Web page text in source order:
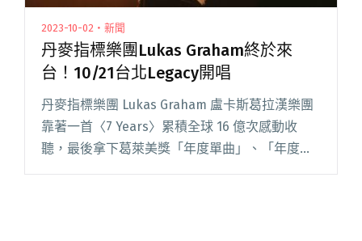
2023-10-02・新聞
丹麥指標樂團Lukas Graham終於來
台！10/21台北Legacy開唱
丹麥指標樂團 Lukas Graham 盧卡斯葛拉漢樂團
靠著一首〈7 Years〉累積全球 16 億次感動收
聽，最後拿下葛萊美獎「年度單曲」、「年度唱